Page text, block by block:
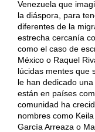
Venezuela que
la diáspora, para
diferentes de la
estrecha cercanía
como el caso de
México o Raquel
lúcidas mentes que
le han dedicado
están en países
comunidad ha
nombres como
García Arreaza o